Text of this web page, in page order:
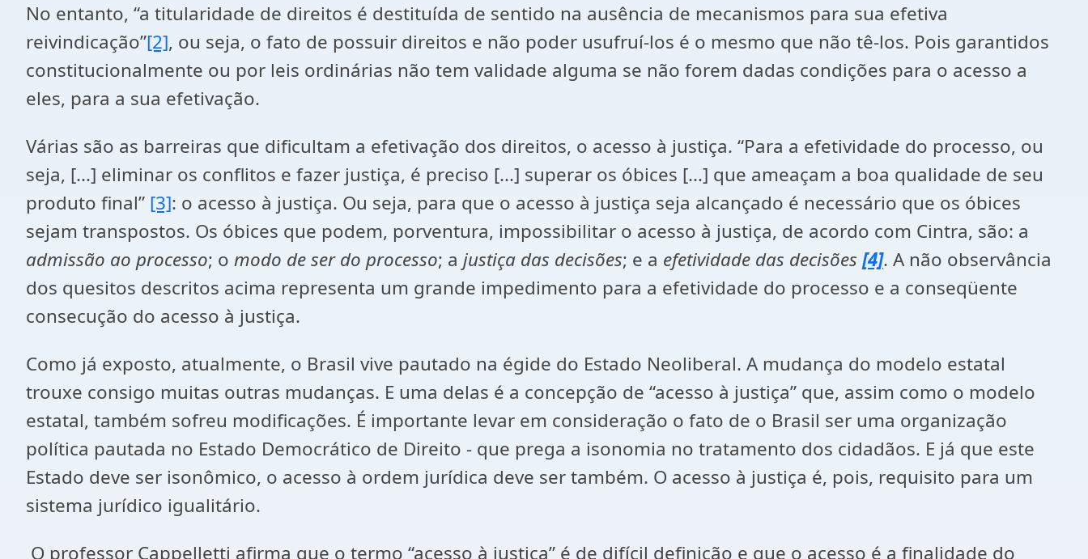
No entanto, “a titularidade de direitos é destituída de sentido na ausência de mecanismos para sua efetiva
reivindicação”[2], ou seja, o fato de possuir direitos e não poder usufruí-los é o mesmo que não tê-los. Pois garantidos
constitucionalmente ou por leis ordinárias não tem validade alguma se não forem dadas condições para o acesso a
eles, para a sua efetivação.
Várias são as barreiras que dificultam a efetivação dos direitos, o acesso à justiça. “Para a efetividade do processo, ou
seja, [...] eliminar os conflitos e fazer justiça, é preciso [...] superar os óbices [...] que ameaçam a boa qualidade de seu
produto final” [3]: o acesso à justiça. Ou seja, para que o acesso à justiça seja alcançado é necessário que os óbices
sejam transpostos. Os óbices que podem, porventura, impossibilitar o acesso à justiça, de acordo com Cintra, são: a
admissão ao processo; o modo de ser do processo; a justiça das decisões; e a efetividade das decisões [4]. A não observância
dos quesitos descritos acima representa um grande impedimento para a efetividade do processo e a conseqüente
consecução do acesso à justiça.
Como já exposto, atualmente, o Brasil vive pautado na égide do Estado Neoliberal. A mudança do modelo estatal
trouxe consigo muitas outras mudanças. E uma delas é a concepção de “acesso à justiça” que, assim como o modelo
estatal, também sofreu modificações. É importante levar em consideração o fato de o Brasil ser uma organização
política pautada no Estado Democrático de Direito - que prega a isonomia no tratamento dos cidadãos. E já que este
Estado deve ser isonômico, o acesso à ordem jurídica deve ser também. O acesso à justiça é, pois, requisito para um
sistema jurídico igualitário.
O professor Cappelletti afirma que o termo “acesso à justiça” é de difícil definição e que o acesso é a finalidade do